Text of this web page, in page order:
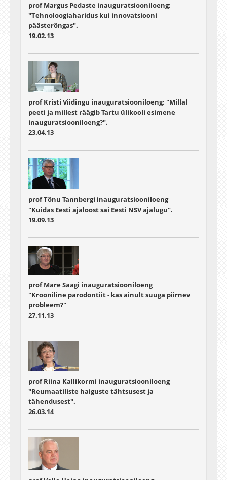
prof Margus Pedaste inauguratsiooniloeng:
"Tehnoloogiaharidus kui innovatsiooni
päästerõngas".
19.02.13
prof Kristi Viidingu inauguratsiooniloeng: "Millal
peeti ja millest räägib Tartu ülikooli esimene
inauguratsiooniloeng?".
23.04.13
prof Tõnu Tannbergi inauguratsiooniloeng
"Kuidas Eesti ajaloost sai Eesti NSV ajalugu".
19.09.13
prof Mare Saagi inauguratsiooniloeng
"Krooniline parodontiit - kas ainult suuga piirnev
probleem?"
27.11.13
prof Riina Kallikormi inauguratsiooniloeng
"Reumaatiliste haiguste tähtsusest ja
tähendusest".
26.03.14